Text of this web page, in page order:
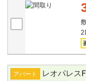
アパート レオパレス